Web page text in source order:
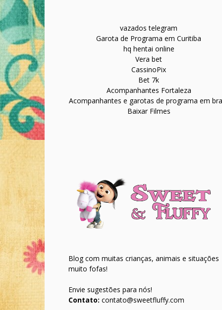
vazados telegram
Garota de Programa em Curitiba
hq hentai online
Vera bet
CassinoPix
Bet 7k
Acompanhantes Fortaleza
Acompanhantes e garotas de programa em
Baixar Filmes
Blog com muitas crianças, animais e situações
muito fofas!
Envie sugestões para nós!
Contato: contato@sweetfluffy.com